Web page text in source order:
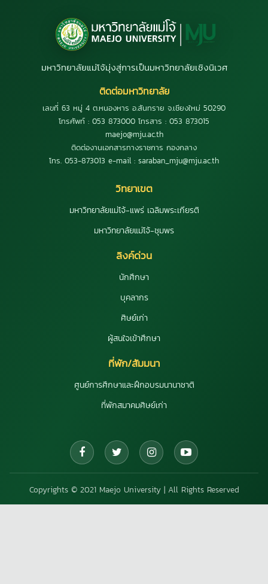
มหาวิทยาลัยแม่โจ้มุ่งสู่การเป็นมหาวิทยาลัยเชิงนิเวศ
ติดต่อมหาวิทยาลัย
เลขที่ 63 หมู่ 4 ต.หนองหาร อ.สันทราย จ.เชียงใหม่ 50290
โทรศัพท์ : 053 873000 โทรสาร : 053 873015
maejo@mju.ac.th
ติดต่องานเอกสารทางราชการ กองกลาง
โทร. 053-873013 e-mail : saraban_mju@mju.ac.th
วิทยาเขต
มหาวิทยาลัยแม่โจ้-แพร่ เฉลิมพระเกียรติ
มหาวิทยาลัยแม่โจ้-ชุมพร
ลิงค์ด่วน
นักศึกษา
บุคลากร
ศิษย์เก่า
ผู้สนใจเข้าศึกษา
ที่พัก/สัมมนา
ศูนย์การศึกษาและฝึกอบรมนานาชาติ
ที่พักสมาคมศิษย์เก่า
Copyrights © 2021 Maejo University | All Rights Reserved